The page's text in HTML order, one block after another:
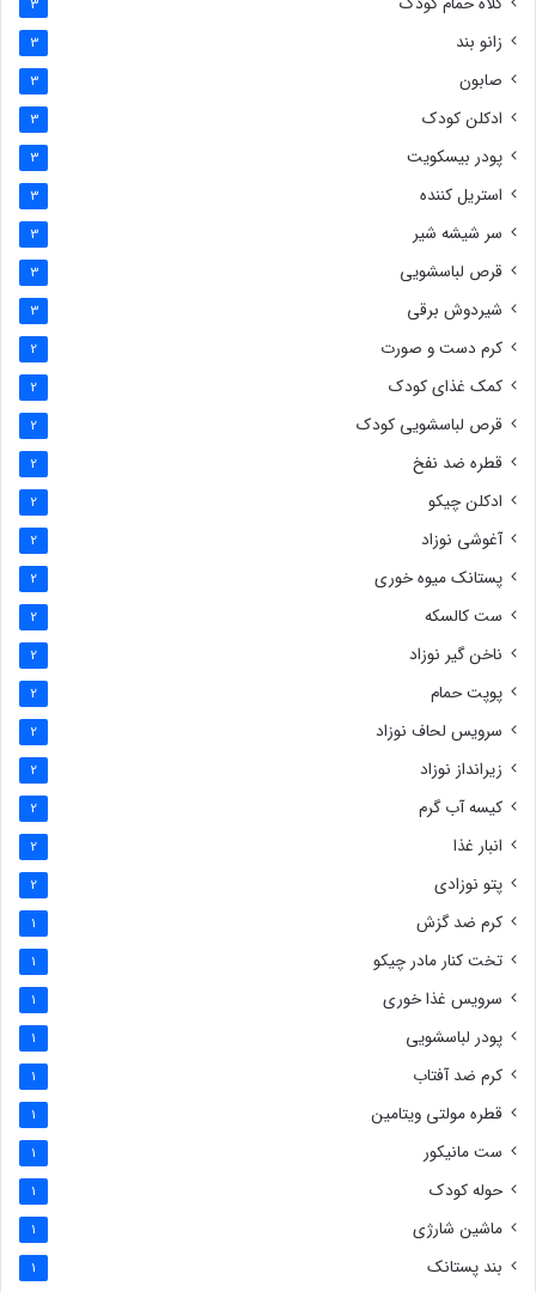
3
زانو بند 3
صابون 3
ادکلن کودک 3
پودر بیسکویت 3
استریل کننده 3
سر شیشه شیر 3
قرص لباسشویی 3
شیردوش برقی 3
کرم دست و صورت 2
کمک غذای کودک 2
قرص لباسشویی کودک 2
قطره ضد نفخ 2
ادکلن چیکو 2
آغوشی نوزاد 2
پستانک میوه خوری 2
ست کالسکه 2
ناخن گیر نوزاد 2
پوپت حمام 2
سرویس لحاف نوزاد 2
زیرانداز نوزاد 2
کیسه آب گرم 2
انبار غذا 2
پتو نوزادی 2
کرم ضد گزش 1
تخت کنار مادر چیکو 1
سرویس غذا خوری 1
پودر لباسشویی 1
کرم ضد آفتاب 1
قطره مولتی ویتامین 1
ست مانیکور 1
حوله کودک 1
ماشین شارژی 1
بند پستانک 1